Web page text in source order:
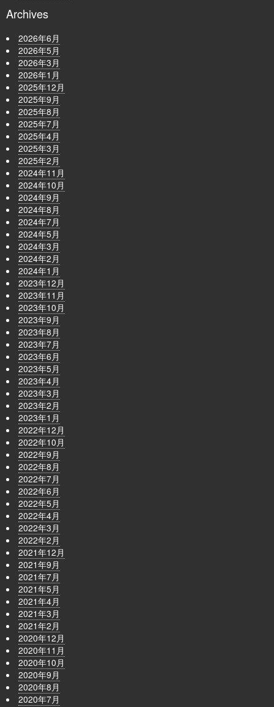
Archives
2026年6月
2026年5月
2026年3月
2026年1月
2025年12月
2025年9月
2025年8月
2025年7月
2025年4月
2025年3月
2025年2月
2024年11月
2024年10月
2024年9月
2024年8月
2024年7月
2024年5月
2024年3月
2024年2月
2024年1月
2023年12月
2023年11月
2023年10月
2023年9月
2023年8月
2023年7月
2023年6月
2023年5月
2023年4月
2023年3月
2023年2月
2023年1月
2022年12月
2022年10月
2022年9月
2022年8月
2022年7月
2022年6月
2022年5月
2022年4月
2022年3月
2022年2月
2021年12月
2021年9月
2021年7月
2021年5月
2021年4月
2021年3月
2021年2月
2020年12月
2020年11月
2020年10月
2020年9月
2020年8月
2020年7月